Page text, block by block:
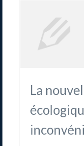
La